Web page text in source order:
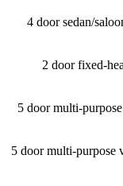
4 door sedan/​
2 door fixed-
5 door multi-
5 door multi-purpose